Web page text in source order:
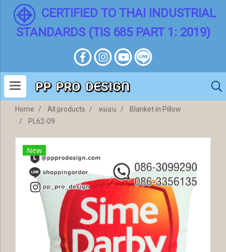
CERTIFIED TO THAI INDUSTRIAL
STANDARDS (TIS 685 PART 1: 2019)
Home All products หมอน
Blanket in Pillow
PL62-09
New